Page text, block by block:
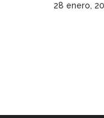
28 enero,